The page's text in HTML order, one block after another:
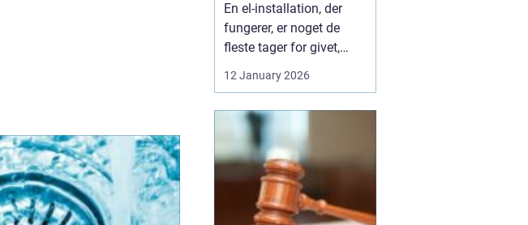
En el-installation, der
fungerer, er noget de
fleste tager for givet,
eller en stikkontakt bliver
problemer, kan det
hurtigt blive både utrygt
og dyrt, hvis der ikke
reageres rigtigt. Derfor
giver ...
12 January 2026